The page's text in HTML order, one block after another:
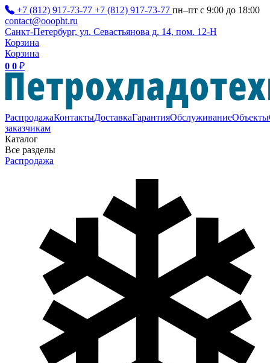
+7 (812) 917-73-77 +7 (812) 917-73-77 пн–пт с 9:00 до 18:00
contact@ooopht.ru
Санкт-Петербург, ул. Севастьянова д. 14, пом. 12-Н
Корзина
Корзина
0 0 ₽
РаспродажаКонтактыДоставкаГарантияОбслуживаниеОбъекты
заказчикам
Каталог
Все разделы
Распродажа